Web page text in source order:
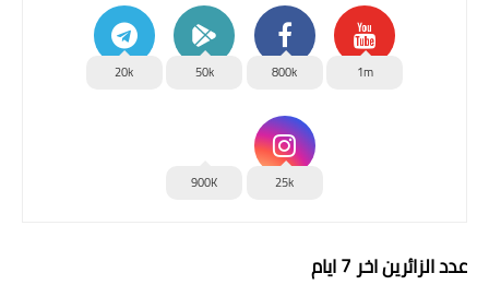
1m
800k
50k
20k
25k
900K
عدد الزائرين اخر 7 ايام